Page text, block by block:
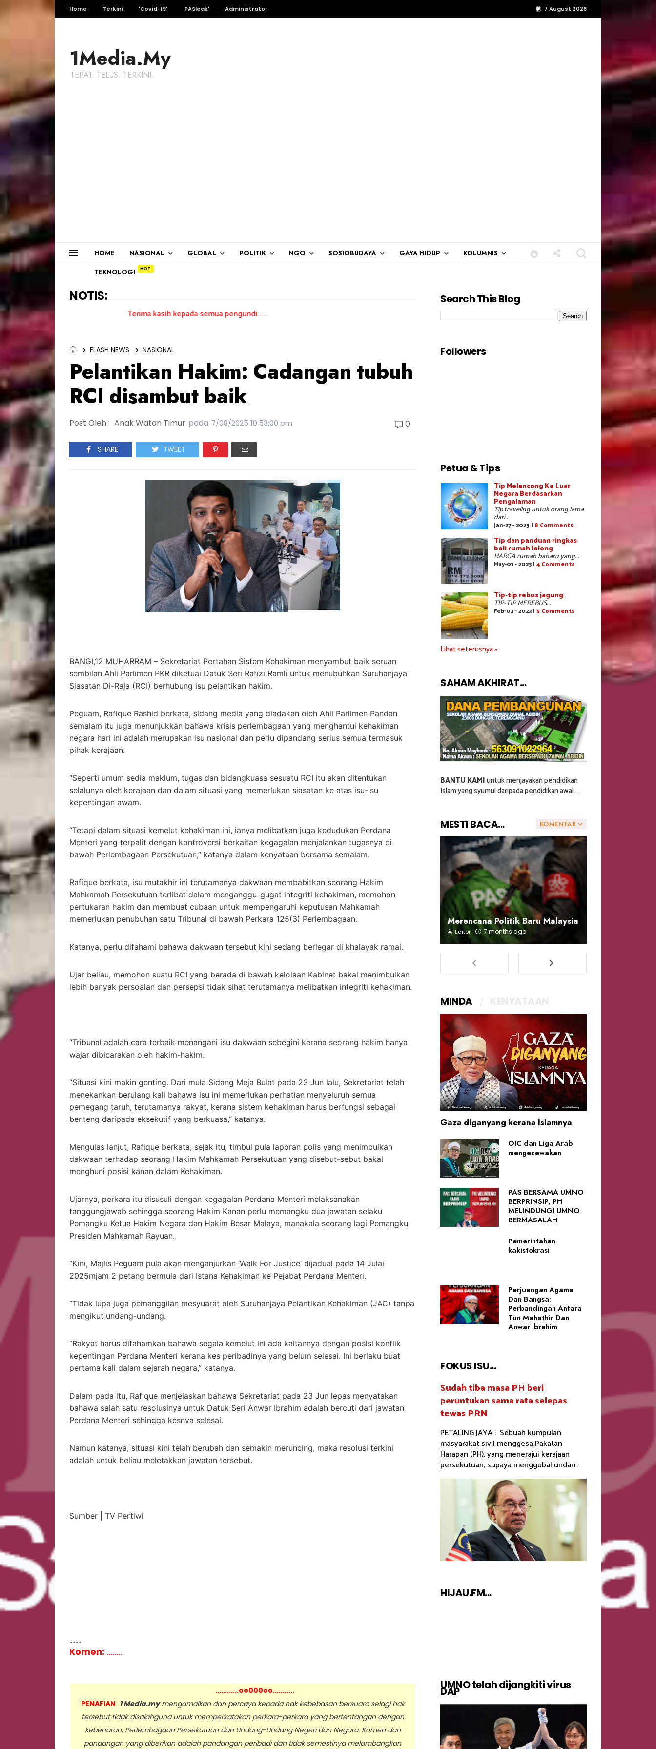
Home Terkini 'Covid-19' 'PASleak' Administrator 7 August 2026
1Media.My
TEPAT. TELUS. TERKINI.
HOME NASIONAL GLOBAL POLITIK NGO SOSIOBUDAYA GAYA HIDUP KOLUMNIS
TEKNOLOGI
NOTIS:
Terima kasih kepada semua pengundi.......
FLASH NEWS NASIONAL
Pelantikan Hakim: Cadangan tubuh
RCI disambut baik
Post Oleh : Anak Watan Timur pada 7/08/2025 10:53:00 pm 0
SHARE TWEET
BANGI,12 MUHARRAM – Sekretariat Pertahan Sistem Kehakiman menyambut baik seruan
sembilan Ahli Parlimen PKR diketuai Datuk Seri Rafizi Ramli untuk menubuhkan Suruhanjaya
Siasatan Di-Raja (RCI) berhubung isu pelantikan hakim.
Peguam, Rafique Rashid berkata, sidang media yang diadakan oleh Ahli Parlimen Pandan
semalam itu juga menunjukkan bahawa krisis perlembagaan yang menghantui kehakiman
negara hari ini adalah merupakan isu nasional dan perlu dipandang serius semua termasuk
pihak kerajaan.
“Seperti umum sedia maklum, tugas dan bidangkuasa sesuatu RCI itu akan ditentukan
selalunya oleh kerajaan dan dalam situasi yang memerlukan siasatan ke atas isu-isu
kepentingan awam.
“Tetapi dalam situasi kemelut kehakiman ini, ianya melibatkan juga kedudukan Perdana
Menteri yang terpalit dengan kontroversi berkaitan kegagalan menjalankan tugasnya di
bawah Perlembagaan Persekutuan,” katanya dalam kenyataan bersama semalam.
Rafique berkata, isu mutakhir ini terutamanya dakwaan membabitkan seorang Hakim
Mahkamah Persekutuan terlibat dalam menganggu-gugat integriti kehakiman, memohon
pertukaran hakim dan membuat cubaan untuk mempengaruhi keputusan Mahkamah
memerlukan penubuhan satu Tribunal di bawah Perkara 125(3) Perlembagaan.
Katanya, perlu difahami bahawa dakwaan tersebut kini sedang berlegar di khalayak ramai.
Ujar beliau, memohon suatu RCI yang berada di bawah kelolaan Kabinet bakal menimbulkan
lebih banyak persoalan dan persepsi tidak sihat terutamanya melibatkan integriti kehakiman.
“Tribunal adalah cara terbaik menangani isu dakwaan sebegini kerana seorang hakim hanya
wajar dibicarakan oleh hakim-hakim.
“Situasi kini makin genting. Dari mula Sidang Meja Bulat pada 23 Jun lalu, Sekretariat telah
menekankan berulang kali bahawa isu ini memerlukan perhatian menyeluruh semua
pemegang taruh, terutamanya rakyat, kerana sistem kehakiman harus berfungsi sebagai
benteng daripada eksekutif yang berkuasa,” katanya.
Mengulas lanjut, Rafique berkata, sejak itu, timbul pula laporan polis yang menimbulkan
dakwaan terhadap seorang Hakim Mahkamah Persekutuan yang disebut-sebut bakal
menghuni posisi kanan dalam Kehakiman.
Ujarnya, perkara itu disusuli dengan kegagalan Perdana Menteri melaksanakan
tanggungjawab sehingga seorang Hakim Kanan perlu memangku dua jawatan selaku
Pemangku Ketua Hakim Negara dan Hakim Besar Malaya, manakala seorang lagi Pemangku
Presiden Mahkamah Rayuan.
“Kini, Majlis Peguam pula akan menganjurkan ‘Walk For Justice’ dijadual pada 14 Julai
2025mjam 2 petang bermula dari Istana Kehakiman ke Pejabat Perdana Menteri.
“Tidak lupa juga pemanggilan mesyuarat oleh Suruhanjaya Pelantikan Kehakiman (JAC) tanpa
mengikut undang-undang.
“Rakyat harus difahamkan bahawa segala kemelut ini ada kaitannya dengan posisi konflik
kepentingan Perdana Menteri kerana kes peribadinya yang belum selesai. Ini berlaku buat
pertama kali dalam sejarah negara,” katanya.
Dalam pada itu, Rafique menjelaskan bahawa Sekretariat pada 23 Jun lepas menyatakan
bahawa salah satu resolusinya untuk Datuk Seri Anwar Ibrahim adalah bercuti dari jawatan
Perdana Menteri sehingga kesnya selesai.
Namun katanya, situasi kini telah berubah dan semakin meruncing, maka resolusi terkini
adalah untuk beliau meletakkan jawatan tersebut.
Sumber | TV Pertiwi
........
Komen: ........
............oo000oo...........
PENAFIAN 1 Media.mymengamalkan dan percaya kepada hak kebebasan bersuara selagi hak
tersebut tidak disalahguna untuk memperkatakan perkara-perkara yang bertentangan dengan
kebenaran, Perlembagaan Persekutuan dan Undang-Undang Negeri dan Negara. Komen dan
pandangan yang diberikan adalah pandangan peribadi dan tidak semestinya melambangkan
Search This Blog
Followers
Petua & Tips
Tip Melancong Ke Luar
Negara Berdasarkan
Pengalaman
Tip traveling untuk orang lama
dari...
Jan-27 - 2025 | 8 Comments
Tip dan panduan ringkas
beli rumah lelong
HARGA rumah baharu yang...
May-01 - 2023 | 4 Comments
Tip-tip rebus jagung
TIP-TIP MEREBUS...
Feb-03 - 2023 | 5 Comments
Lihat seterusnya »
SAHAM AKHIRAT...
BANTU KAMIuntuk menjayakan pendidikan
Islam yang syumul daripada pendidikan awal.....
KOMENTAR
MESTI BACA...
Merencana Politik Baru Malaysia
Editor 7 months ago
MINDA
Gaza diganyang kerana Islamnya
OIC dan Liga Arab
mengecewakan
PAS BERSAMA UMNO
BERPRINSIP, PH
MELINDUNGI UMNO
BERMASALAH
Pemerintahan
kakistokrasi
Perjuangan Agama
Dan Bangsa:
Perbandingan Antara
Tun Mahathir Dan
Anwar Ibrahim
FOKUS ISU...
Sudah tiba masa PH beri
peruntukan sama rata selepas
tewas PRN
PETALING JAYA : Sebuah kumpulan
masyarakat sivil menggesa Pakatan
Harapan (PH), yang menerajui kerajaan
persekutuan, supaya menggubal undan...
HIJAU.FM...
UMNO telah dijangkiti virus
DAP